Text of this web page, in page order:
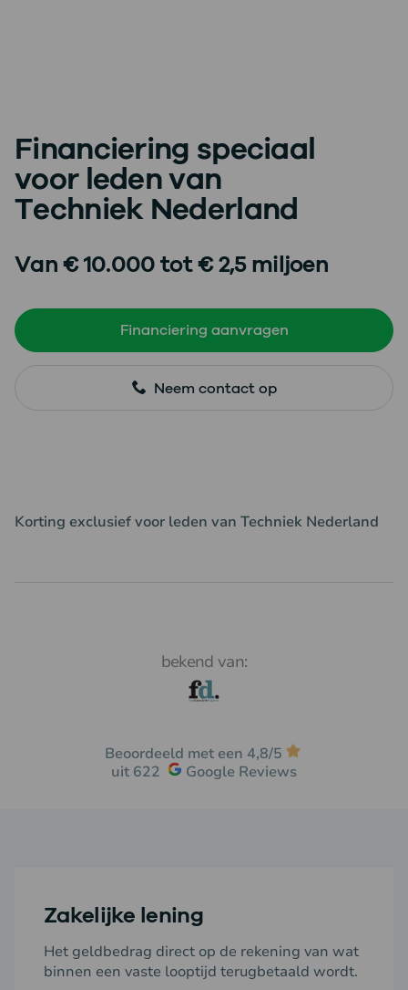
Financiering speciaal
voor leden van
Techniek Nederland
Van € 10.000 tot € 2,5 miljoen
Financiering aanvragen
Neem contact op
Korting exclusief voor leden van Techniek Nederland
Sneller dan de bank.
Korting exclusief voor leden van Techniek Nederland
bekend van:
Beoordeeld met een 4,8/5
uit 622
Google Reviews
Zakelijke lening
Het geldbedrag direct op de rekening van wat
binnen een vaste looptijd terugbetaald wordt.